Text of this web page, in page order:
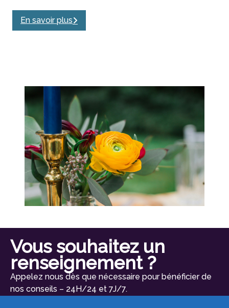
En savoir plus
Vous souhaitez un
renseignement ?
Appelez nous dès que nécessaire pour bénéficier de
nos conseils – 24H/24 et 7J/7.